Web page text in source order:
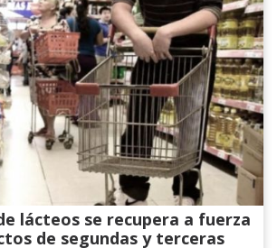
lácteos se recupera a fuerza
de segundas y terceras